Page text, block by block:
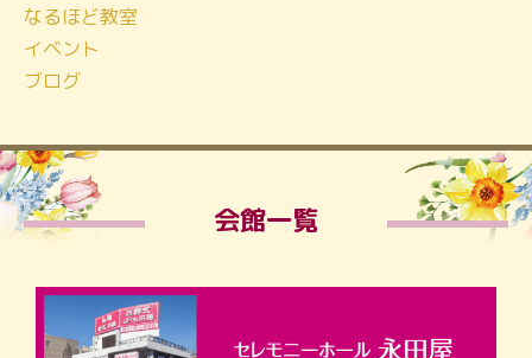
なるほど教室
イベント
ブログ
会館一覧